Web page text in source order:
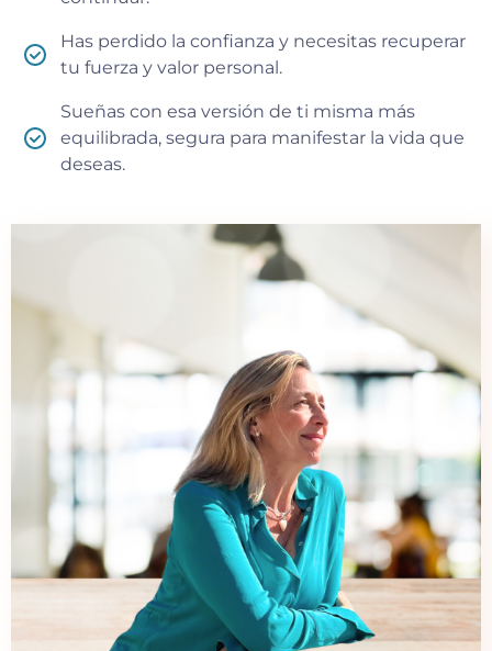
Has perdido la confianza y necesitas recuperar
tu fuerza y valor personal.
Sueñas con esa versión de ti misma más
equilibrada, segura para manifestar la vida que
deseas.